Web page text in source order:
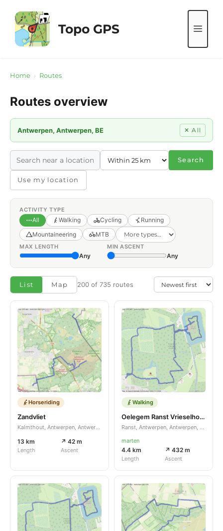
content
Topo GPS
Home › Routes
Routes overview
Antwerpen, Antwerpen, BE ✕ All
Search
Use my location
ACTIVITY TYPE
All Walking Cycling
Running
Mountaineering
MTB
MAX LENGTH
Any
MIN ASCENT
Any
List Map 200 of 735 routes
Horseriding
Zandvliet
Kalmthout, Antwerpen, Antwerpen, BE
13 km
Length
↗ 42 m
Ascent
Walking
Oelegem Ranst Vrieselhof rondjeur
Ranst, Antwerpen, Antwerpen, BE
marten
4.4 km
Length
↗ 432 m
Ascent